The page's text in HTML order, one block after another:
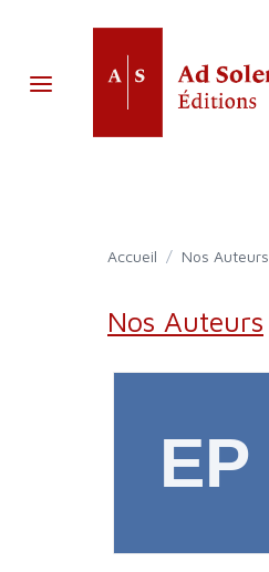
Accueil / Nos Auteurs
Nos Auteurs